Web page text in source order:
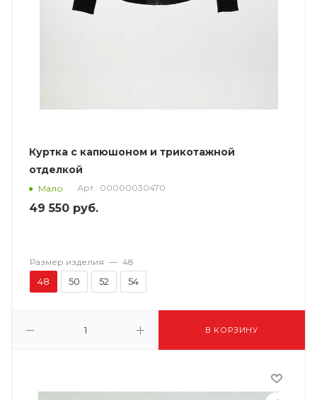
Куртка с капюшоном и трикотажной
отделкой
Мало Арт.: 00000030470
49 550 руб.
В КОРЗИНУ
Размер изделия — 48
48 50 52 54